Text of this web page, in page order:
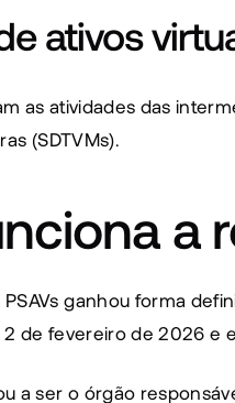
ativos
as atividades das
(SDTVMs).
a
ganhou forma
de fevereiro de 2026 e
a ser o órgão